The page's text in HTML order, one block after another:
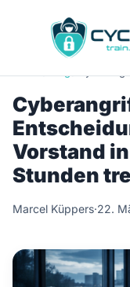
Vorstand
Stunden
Marcel Küppers·22.